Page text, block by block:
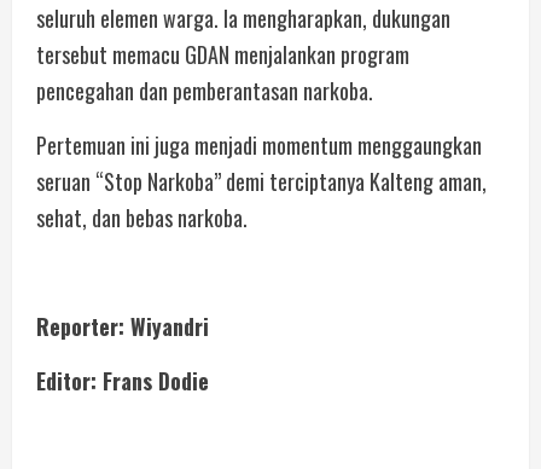
seluruh elemen warga. Ia mengharapkan, dukungan
tersebut memacu GDAN menjalankan program
pencegahan dan pemberantasan narkoba.
Pertemuan ini juga menjadi momentum menggaungkan
seruan “Stop Narkoba” demi terciptanya Kalteng aman,
sehat, dan bebas narkoba.
Reporter: Wiyandri
Editor: Frans Dodie